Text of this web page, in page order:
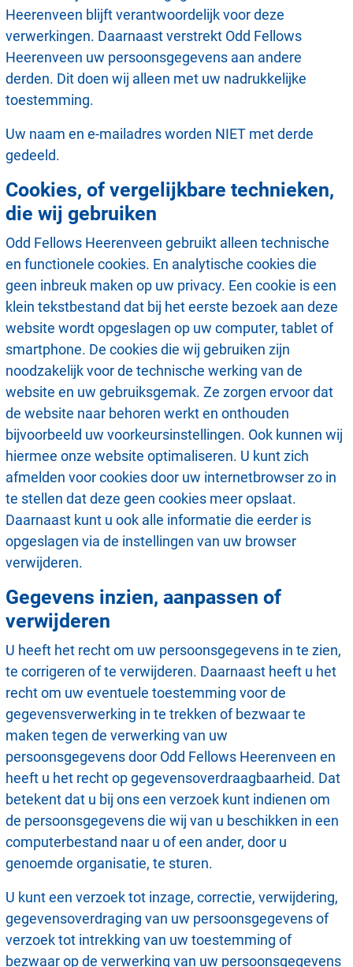
Heerenveen blijft verantwoordelijk voor deze
verwerkingen. Daarnaast verstrekt Odd Fellows
Heerenveen uw persoonsgegevens aan andere
derden. Dit doen wij alleen met uw nadrukkelijke
toestemming.
Uw naam en e-mailadres worden NIET met derde
gedeeld.
Cookies, of vergelijkbare technieken,
die wij gebruiken
Odd Fellows Heerenveen gebruikt alleen technische
en functionele cookies. En analytische cookies die
geen inbreuk maken op uw privacy. Een cookie is een
klein tekstbestand dat bij het eerste bezoek aan deze
website wordt opgeslagen op uw computer, tablet of
smartphone. De cookies die wij gebruiken zijn
noodzakelijk voor de technische werking van de
website en uw gebruiksgemak. Ze zorgen ervoor dat
de website naar behoren werkt en onthouden
bijvoorbeeld uw voorkeursinstellingen. Ook kunnen wij
hiermee onze website optimaliseren. U kunt zich
afmelden voor cookies door uw internetbrowser zo in
te stellen dat deze geen cookies meer opslaat.
Daarnaast kunt u ook alle informatie die eerder is
opgeslagen via de instellingen van uw browser
verwijderen.
Gegevens inzien, aanpassen of
verwijderen
U heeft het recht om uw persoonsgegevens in te zien,
te corrigeren of te verwijderen. Daarnaast heeft u het
recht om uw eventuele toestemming voor de
gegevensverwerking in te trekken of bezwaar te
maken tegen de verwerking van uw
persoonsgegevens door Odd Fellows Heerenveen en
heeft u het recht op gegevensoverdraagbaarheid. Dat
betekent dat u bij ons een verzoek kunt indienen om
de persoonsgegevens die wij van u beschikken in een
computerbestand naar u of een ander, door u
genoemde organisatie, te sturen.
U kunt een verzoek tot inzage, correctie, verwijdering,
gegevensoverdraging van uw persoonsgegevens of
verzoek tot intrekking van uw toestemming of
bezwaar op de verwerking van uw persoonsgegevens